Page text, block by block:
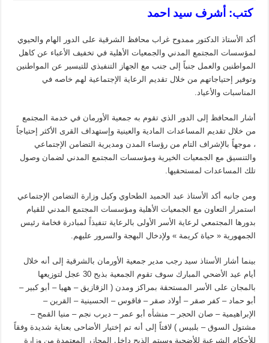
كتب: أشرف سيد احمد
أكد الأستاذ الدكتور ممدوح غراب محافظ الشرقية على الدور الهام والحيوي
لمؤسسات المجتمع المدني والجمعيات الأهلية في تخفيف الأعباء عن كاهل
المواطنين والعمل جنباً إلى جنب مع الجهاز التنفيذي للتيسير عن المواطنين
وتوفير إحتياجاتهم من خلال تقديم الرعاية الإجتماعية لهم خاصه في
المناسبات والأعياد.
أشار المحافظ إلى الدور الذي تقوم به جمعية الأورمان في خدمة المجتمع
من خلال تقديم المساعدات المادية والعينية وإستهداف القرى الأكثر إحتياجاً
، موجهاً بالإشراف التام من رؤساء المدن ومديرية التضامن الإجتماعي
والتنسيق مع الجمعيات الخيرية ومؤسسات المجتمع المدني لضمان وصول
تلك المساعدات لمستحقيها.
ومن جانبه أكد الأستاذ عبد الحميد الطحاوي وكيل وزارة التضامن الإجتماعي
استمرار التعاون مع الجمعيات الأهلية ومؤسسات المجتمع المدني للقيام
بدورها المجتمعي لرعاية الأسر الأولى بالرعاية تنفيذاً لمبادرة فخامة رئيس
الجمهورية « حياة كريمة » ولإدخال البهجة والسرور عليهم.
بينما أشار الأستاذ سيد رجب مدير جمعية الأورمان بالشرقية إلى أنه خلال
أيام عيد الأضحي المبارك سوف تقوم الجمعية بذبح 30 عجل لتوزيعها
بالمجان على الأسر المستحقة بمراكز ومدن ( الزقازيق – ههيا – أبو كبير –
أبو حماد – كفر صقر – أولاد صقر – فاقوس – الحسينية – القرين –
الإبراهيمية – صان الحجر – منشأه أبو عمر – ديرب نجم – منيا القمح –
مشتول السوق – بلبيس ) لافتاً إلى أنه تم إختيار الأضاحى بعناية شديدة وفقاً
للأحكام الشرعية للأضحية وسيتم الذبح داخل المجازر المعتمدة من وزارة